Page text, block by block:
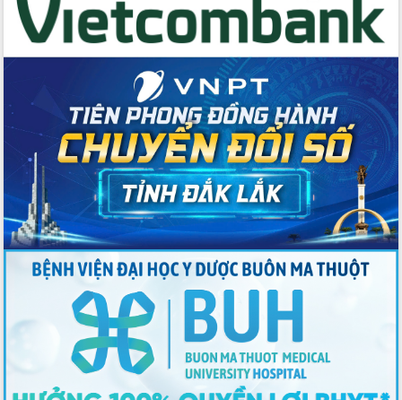
Thứ trưởng Bộ Y tế làm việc với tỉnh
Đắk Lắk về phát triển nhân lực y tế
cho trạm y tế cấp xã
Du lịch Đắk Lắk nâng tầm trải nghiệm
du khách thông qua Hệ thống cơ sở dữ
liệu và Bản đồ số
Tập huấn ứng dụng trí tuệ nhân tạo (AI)
trong thương mại điện tử năm 2026
Đoàn đại biểu Quốc hội tỉnh Đắk Lắk
trao đổi thông tin trước Kỳ họp thứ
nhất, Quốc hội khóa XVI
Quyết liệt cải cách hành chính, khơi
thông nguồn lực phát triển
Nâng cao hiệu lực, hiệu quả HĐND
tỉnh thông qua hiện đại hóa hành chính
Xã Ea Phê gắn cải cách hành chính với
chuyển đổi số
Phó Chủ tịch Thường trực UBND tỉnh
Hồ Thị Nguyên Thảo làm việc tại Trung